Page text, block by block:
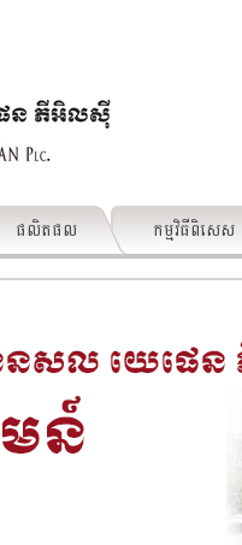
ផលិតផល កម្មវិធីពិសេស